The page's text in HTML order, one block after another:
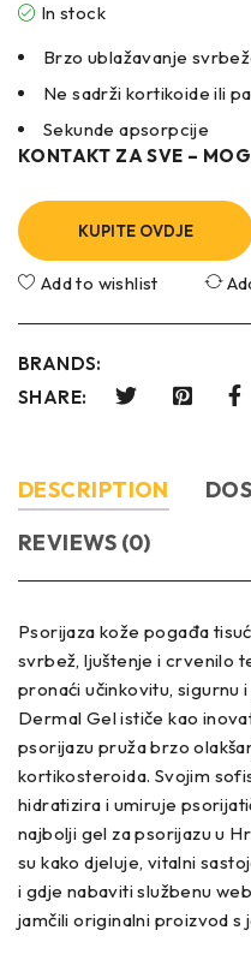
In stock
Brzo ublažavanje
Ne sadrži kortikoide ili
Sekunde apsorpcije
KONTAKT ZA SVE –
KUPITE OVDJE
Add to wishlist
BRANDS:
SHARE:
DESCRIPTION
REVIEWS (0)
Psorijaza kože pogađa
svrbež, ljuštenje i crvenilo
pronaći učinkovitu, sigurnu
Dermal Gel ističe kao
psorijazu pruža brzo
kortikosteroida. Svojim
hidratizira i umiruje
najbolji gel za psorijazu u
su kako djeluje, vitalni
i gdje nabaviti službenu
jamčili originalni proizvod s